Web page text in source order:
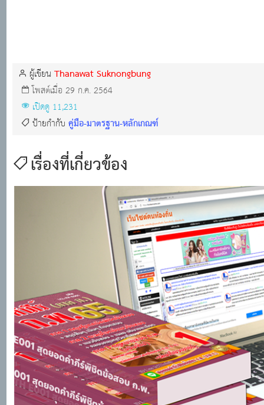
ผู้เขียนThanawat Suknongbung
โพสต์เมื่อ 29 ก.ค. 2564
เปิดดู 11,231
ป้ายกำกับคู่มือ-มาตรฐาน-หลักเกณฑ์
เรื่องที่เกี่ยวข้อง